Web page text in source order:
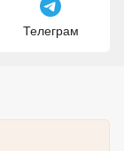
Телеграм